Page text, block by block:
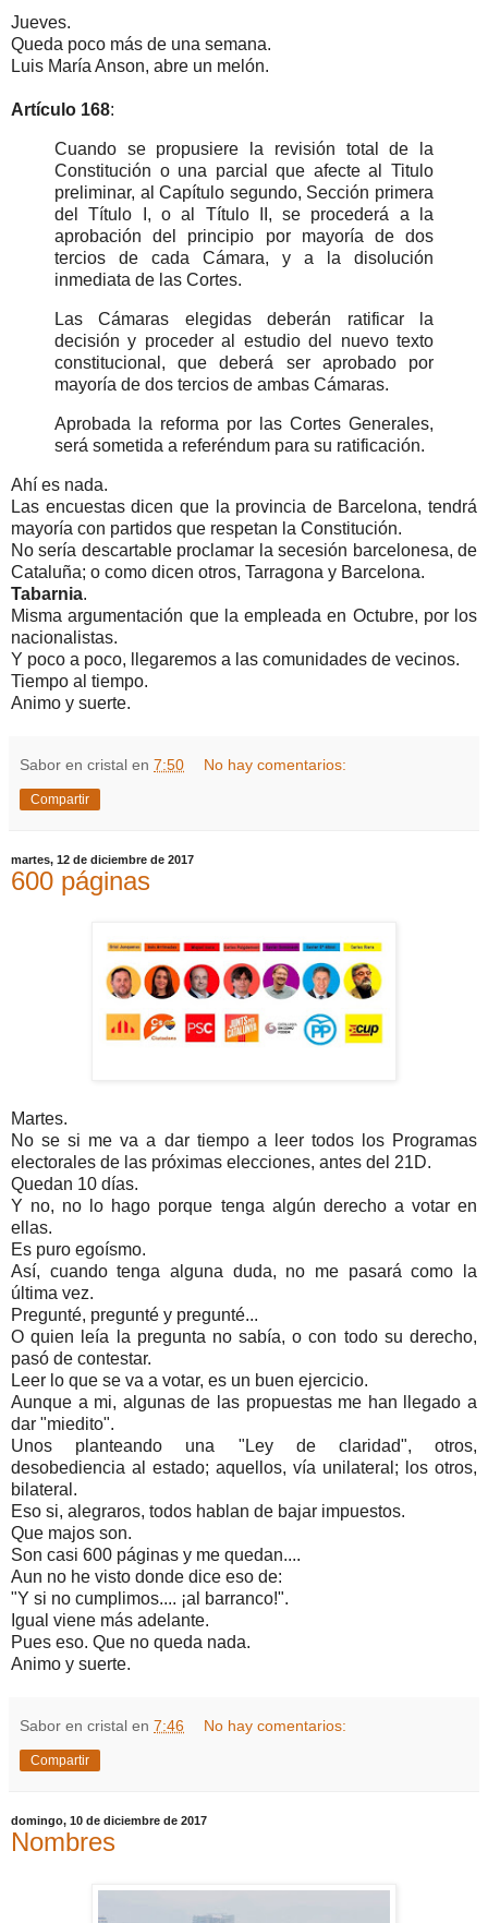
Jueves.
Queda poco más de una semana.
Luis María Anson, abre un melón.
Artículo 168:
Cuando se propusiere la revisión total de la
Constitución o una parcial que afecte al Titulo
preliminar, al Capítulo segundo, Sección primera
del Título I, o al Título II, se procederá a la
aprobación del principio por mayoría de dos
tercios de cada Cámara, y a la disolución
inmediata de las Cortes.
Las Cámaras elegidas deberán ratificar la
decisión y proceder al estudio del nuevo texto
constitucional, que deberá ser aprobado por
mayoría de dos tercios de ambas Cámaras.
Aprobada la reforma por las Cortes Generales,
será sometida a referéndum para su ratificación.
Ahí es nada.
Las encuestas dicen que la provincia de Barcelona, tendrá
mayoría con partidos que respetan la Constitución.
No sería descartable proclamar la secesión barcelonesa, de
Cataluña; o como dicen otros, Tarragona y Barcelona.
Tabarnia.
Misma argumentación que la empleada en Octubre, por los
nacionalistas.
Y poco a poco, llegaremos a las comunidades de vecinos.
Tiempo al tiempo.
Animo y suerte.
Sabor en cristal en 7:50 No hay comentarios:
Compartir
martes, 12 de diciembre de 2017
600 páginas
Martes.
No se si me va a dar tiempo a leer todos los Programas
electorales de las próximas elecciones, antes del 21D.
Quedan 10 días.
Y no, no lo hago porque tenga algún derecho a votar en
ellas.
Es puro egoísmo.
Así, cuando tenga alguna duda, no me pasará como la
última vez.
Pregunté, pregunté y pregunté...
O quien leía la pregunta no sabía, o con todo su derecho,
pasó de contestar.
Leer lo que se va a votar, es un buen ejercicio.
Aunque a mi, algunas de las propuestas me han llegado a
dar "miedito".
Unos planteando una "Ley de claridad", otros,
desobediencia al estado; aquellos, vía unilateral; los otros,
bilateral.
Eso si, alegraros, todos hablan de bajar impuestos.
Que majos son.
Son casi 600 páginas y me quedan....
Aun no he visto donde dice eso de:
"Y si no cumplimos.... ¡al barranco!".
Igual viene más adelante.
Pues eso. Que no queda nada.
Animo y suerte.
Sabor en cristal en 7:46 No hay comentarios:
Compartir
domingo, 10 de diciembre de 2017
Nombres